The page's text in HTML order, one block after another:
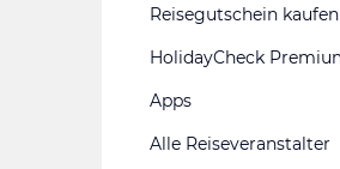
Reisegutschein kaufen
HolidayCheck
Apps
Alle Reiseveranstalter